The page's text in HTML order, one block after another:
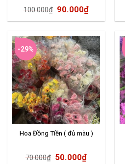
100.000₫ 90.000₫
-29%
Hoa Đồng Tiền ( đủ màu )
70.000₫ 50.000₫